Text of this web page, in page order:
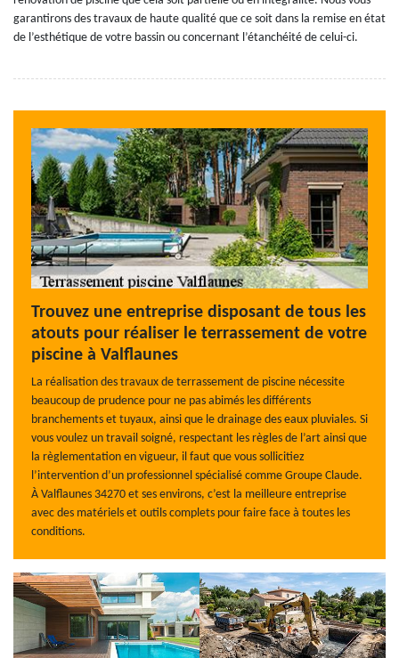
garantirons des travaux de haute qualité que ce soit dans la remise en état
de l’esthétique de votre bassin ou concernant l’étanchéité de celui-ci.
Trouvez une entreprise disposant de tous les
atouts pour réaliser le terrassement de votre
piscine à Valflaunes
La réalisation des travaux de terrassement de piscine nécessite
beaucoup de prudence pour ne pas abimés les différents
branchements et tuyaux, ainsi que le drainage des eaux pluviales. Si
vous voulez un travail soigné, respectant les règles de l’art ainsi que
la règlementation en vigueur, il faut que vous sollicitiez
l’intervention d’un professionnel spécialisé comme Groupe Claude.
À Valflaunes 34270 et ses environs, c’est la meilleure entreprise
avec des matériels et outils complets pour faire face à toutes les
conditions.